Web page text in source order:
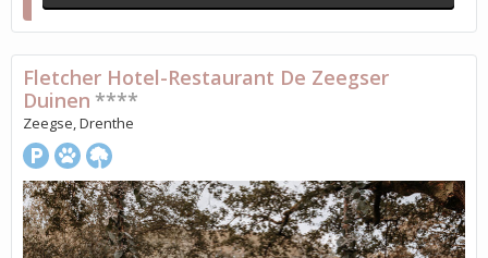
Fletcher Hotel-Restaurant De Zeegser
Duinen ****
Zeegse, Drenthe